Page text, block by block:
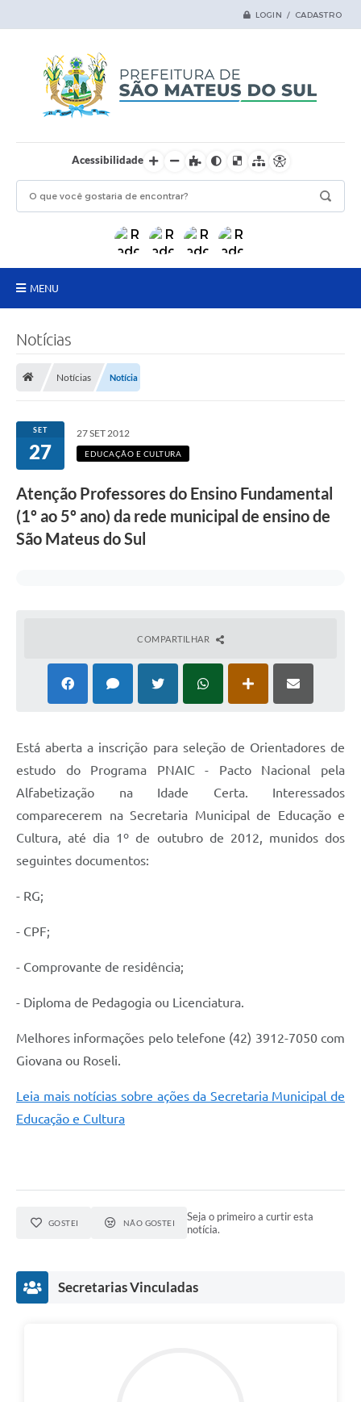
LOGIN / CADASTRO
Acessibilidade
MENU
Transparência
Secretarias
Ouvidoria
A Prefeitura
PSS Unificado 2025
PROGRAMA DE INCUBAÇÃO DA INCUBADORA DE STARTUPS
Solicitação de Remoção 2025/2026: Instituições Escolares
Chamamento Público para Artistas Locais
Projeto Nascente Viva
Agência do Trabalhador
Cadastro para Castração
Telefones Prefeitura Municipal
Feriados Municipais
Imprensa
Telefones Postos de Saúde
Plantão das Funerárias
Recebimento de Recursos
Serviço de Informação ao Cidadão
Galeria de Fotos
Audiências Públicas
Arquivos para Download
Notícias
Notícias Notícia
SET
27
27 SET 2012
EDUCAÇÃO E CULTURA
Atenção Professores do Ensino Fundamental
(1º ao 5º ano) da rede municipal de ensino de
São Mateus do Sul
COMPARTILHAR
Está aberta a inscrição para seleção de Orientadores de
estudo do Programa PNAIC - Pacto Nacional pela
Alfabetização na Idade Certa. Interessados
comparecerem na Secretaria Municipal de Educação e
Cultura, até dia 1º de outubro de 2012, munidos dos
seguintes documentos:
- RG;
- CPF;
- Comprovante de residência;
- Diploma de Pedagogia ou Licenciatura.
Melhores informações pelo telefone (42) 3912-7050 com
Giovana ou Roseli.
Leia mais notícias sobre ações da Secretaria Municipal de
Educação e Cultura
GOSTEI NÃO GOSTEI
Seja o primeiro a curtir esta
notícia.
Secretarias Vinculadas